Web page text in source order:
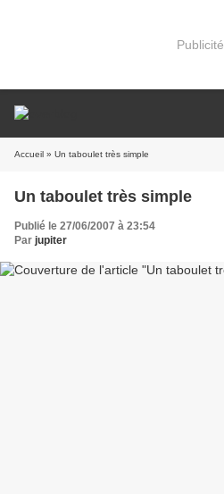
Publicité
Accueil » Un taboulet très simple
Un taboulet très simple
Publié le 27/06/2007 à 23:54
Par jupiter